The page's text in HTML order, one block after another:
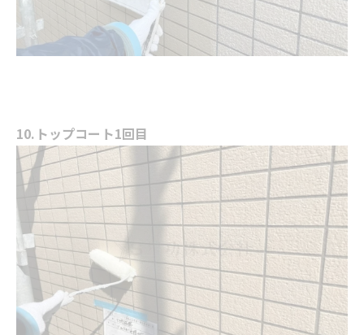
10.トップコート1回目